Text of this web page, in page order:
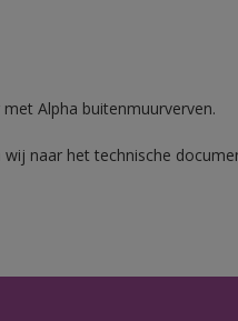
Alpha buitenmuurverven.
naar het technische